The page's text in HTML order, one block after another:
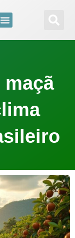
maçã